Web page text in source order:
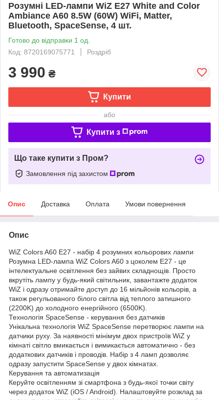
Розумні LED-лампи WiZ E27 White and Color
Ambiance A60 8.5W (60W) WiFi, Matter,
Bluetooth, SpaceSense, 4 шт.
Готово до відправки 1 од.
Код: 8720169075771
Роздріб
3 990 ₴
Купити
або
Купити з
Що таке купити з Пром?
Замовлення під захистом
Опис Доставка Оплата Умови повернення
Опис
WiZ Colors A60 E27 - набір 4 розумних кольорових лампи
Розумна LED-лампа WiZ Colors A60 з цоколем E27 - це
інтелектуальне освітлення без зайвих складнощів. Просто
вкрутіть лампу у будь-який світильник, завантажте додаток
WiZ і одразу отримайте доступ до 16 мільйонів кольорів, а
також регульованого білого світла від теплого затишного
(2200K) до холодного енергійного (6500K).
Технологія SpaceSense - керування без датчиків
Унікальна технологія WiZ SpaceSense перетворює лампи на
датчики руху. За наявності мінімум двох пристроїв WiZ у
кімнаті світло вмикається і вимикається автоматично - без
додаткових датчиків і проводів. Набір з 4 ламп дозволяє
одразу запустити SpaceSense у двох кімнатах.
Керування та автоматизація
Керуйте освітленням зі смартфона з будь-якої точки світу
через додаток WiZ (iOS / Android). Налаштовуйте розклад за